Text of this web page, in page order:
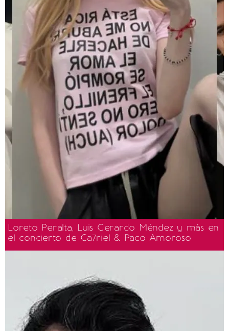
Loreto Peralta, Luis Gerardo Méndez y más en
el concierto de Ca7riel & Paco Amoroso